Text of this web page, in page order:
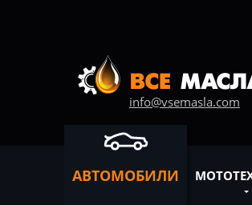
info@vsemasla.com
АВТОМОБИЛИ